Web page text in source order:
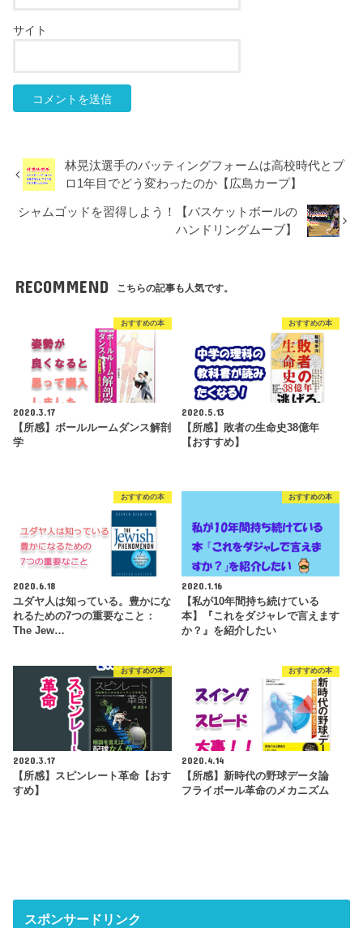
サイト
林晃汰選手のバッティングフォームは高校時代とプ
ロ1年目でどう変わったのか【広島カープ】
シャムゴッドを習得しよう！【バスケットボールの
ハンドリングムーブ】
RECOMMEND こちらの記事も人気です。
おすすめの本
2020.3.17
【所感】ボールルームダンス解剖
学
おすすめの本
2020.5.13
【所感】敗者の生命史38億年
【おすすめ】
おすすめの本
2020.6.18
ユダヤ人は知っている。豊かにな
れるための7つの重要なこと：
The Jew…
おすすめの本
2020.1.16
【私が10年間持ち続けている
本】『これをダジャレで言えます
か？』を紹介したい
おすすめの本
2020.3.17
【所感】スピンレート革命【おす
すめ】
おすすめの本
2020.4.14
【所感】新時代の野球データ論
フライボール革命のメカニズム
スポンサードリンク